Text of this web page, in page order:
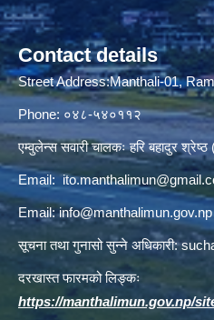
Contact details
Street Address:Manthali-01,
Phone: ०४८-५४०११२
एम्वुलेन्स सवारी चालकः हरि बहादुर
Email:
Email:info@manthalimun.gov.np
सूचना तथा गुनासो सुन्ने अधिकारी:
दरखास्त फारमको लिङ्कः
https://manthalimun.gov.np/